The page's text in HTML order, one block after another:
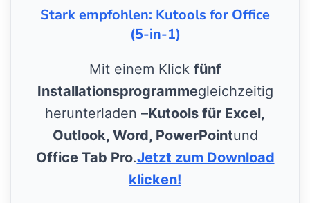
Stark empfohlen: Kutools for Office
(5-in-1)
Mit einem Klick fünf
Installationsprogrammegleichzeitig
herunterladen –Kutools für Excel,
Outlook, Word, PowerPointund
Office Tab Pro.Jetzt zum Download
klicken!